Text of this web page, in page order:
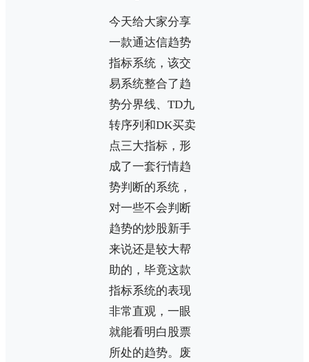
今天给大家分享
一款通达信趋势
指标系统，该交
易系统整合了趋
势分界线、TD九
转序列和DK买卖
点三大指标，形
成了一套行情趋
势判断的系统，
对一些不会判断
趋势的炒股新手
来说还是较大帮
助的，毕竟这款
指标系统的表现
非常直观，一眼
就能看明白股票
所处的趋势。废